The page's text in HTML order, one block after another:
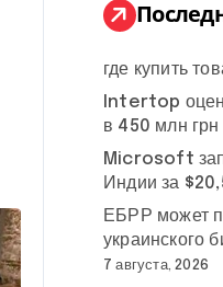
:
где купить
Intertop
в 450 млн грн
Microsoft
Индии за
ЕБРР может
украинского
7 августа, 2026